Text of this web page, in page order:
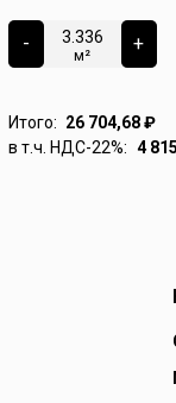
-
м²
+
Итого: 26 704,68₽
в т.ч. НДС-22%: 4